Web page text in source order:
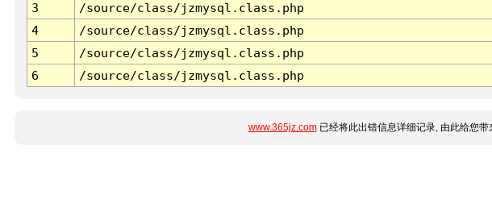
3
/source/class/jzmysql.class.php
4
/source/class/jzmysql.class.php
5
/source/class/jzmysql.class.php
6
/source/class/jzmysql.class.php
www.365jz.com已经将此出错信息详细记录, 由此给您带